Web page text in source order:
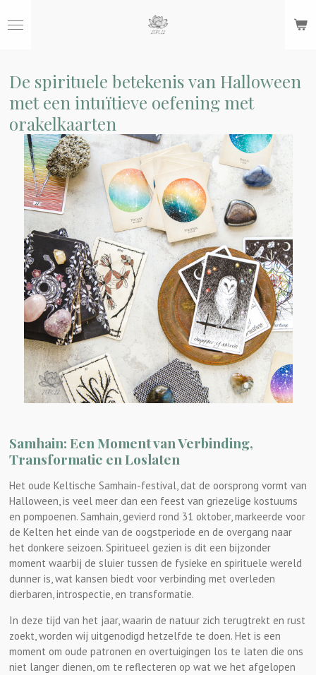
direct
hoofdinhoud
De spirituele betekenis van Halloween
met een intuïtieve oefening met
orakelkaarten
Samhain: Een Moment van Verbinding,
Transformatie en Loslaten
Het oude Keltische Samhain-festival, dat de oorsprong vormt van
Halloween, is veel meer dan een feest van griezelige kostuums
en pompoenen. Samhain, gevierd rond 31 oktober, markeerde voor
de Kelten het einde van de oogstperiode en de overgang naar
het donkere seizoen. Spiritueel gezien is dit een bijzonder
moment waarbij de sluier tussen de fysieke en spirituele wereld
dunner is, wat kansen biedt voor verbinding met overleden
dierbaren, introspectie, en transformatie.
In deze tijd van het jaar, waarin de natuur zich terugtrekt en rust
zoekt, worden wij uitgenodigd hetzelfde te doen. Het is een
moment om oude patronen en overtuigingen los te laten die ons
niet langer dienen, om te reflecteren op wat we het afgelopen